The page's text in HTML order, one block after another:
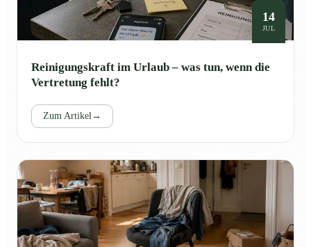
14
JUL
Reinigungskraft im Urlaub – was tun, wenn die
Vertretung fehlt?
Zum Artikel→